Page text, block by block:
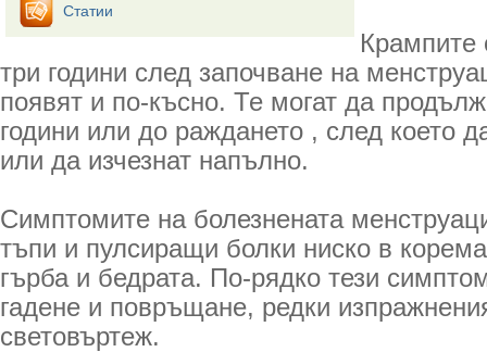
Статии
Крампите
три години след започване на
появят и по-късно. Те могат да
години или до раждането , след което
или да изчезнат напълно.
Симптомите на болезнената
тъпи и пулсиращи болки ниско в
гърба и бедрата. По-рядко тези
гадене и повръщане, редки
световъртеж.